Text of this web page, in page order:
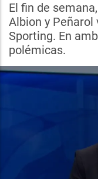
El fin de
Albion y Peñarol
Sporting. En
polémicas.